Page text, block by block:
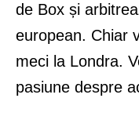
de Box și
european. Chiar
meci la Londra.
pasiune despre